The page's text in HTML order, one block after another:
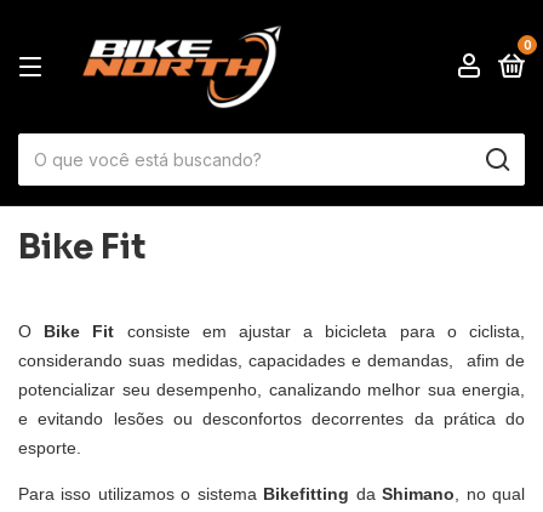
0
Bike Fit
O Bike Fit consiste em ajustar a bicicleta para o ciclista,
considerando suas medidas, capacidades e demandas,
afim de
potencializar seu desempenho, canalizando melhor sua energia,
e evitando lesões ou desconfortos decorrentes da prática do
esporte.
Para isso utilizamos o sistema Bikefitting da Shimano , no qual